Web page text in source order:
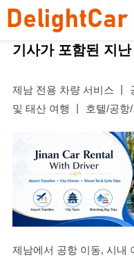
기사가 포함된 지난
제남 전용 차량 서비스 丨
및 태산 여행 丨 호텔/공항
제남에서 공항 이동, 시내